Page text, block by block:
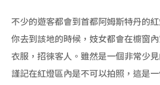
不少的遊客都會到首都阿姆斯特丹的
你去到該地的時候，妓女都會在櫥窗
衣服，招徠客人。雖然是一個非常少
謹記在紅燈區內是不可以拍照，這是